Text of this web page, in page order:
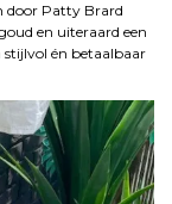
door Patty Brard
en uiteraard een
én betaalbaar